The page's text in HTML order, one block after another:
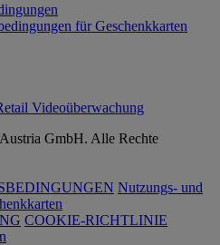
für Geschenkkarten
Videoüberwachung
GmbH. Alle Rechte
Nutzungs- und
COOKIE-RICHTLINIE